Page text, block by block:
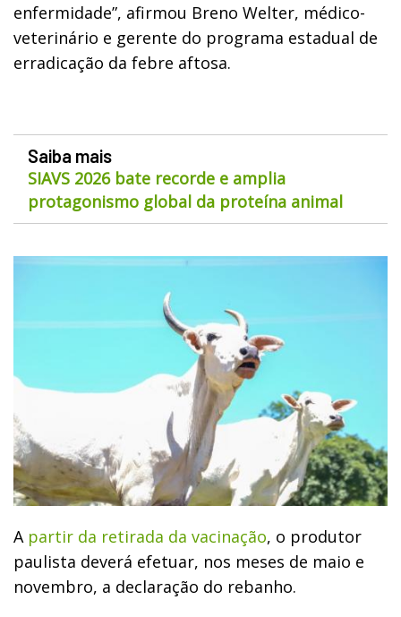
enfermidade”, afirmou Breno Welter, médico-
veterinário e gerente do programa estadual de
erradicação da febre aftosa.
Saiba mais
SIAVS 2026 bate recorde e amplia
protagonismo global da proteína animal
A partir da retirada da vacinação, o produtor
paulista deverá efetuar, nos meses de maio e
novembro, a declaração do rebanho.